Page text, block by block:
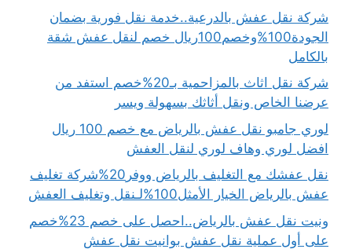
شركة نقل عفش بالدرعية..خدمة نقل فورية بضمان
الجودة100%وخصم100ريال خصم لنقل عفش شقة
بالكامل
شركة نقل اثاث بالمزاحمية بـ20%خصم استفد من
عرضنا الخاص ونقل أثاثك بسهولة ويسر
لوري جامبو نقل عفش بالرياض مع خصم 100 ريال
افضل لوري وهاف لوري لنقل العفش
نقل عفشك مع التغليف بالرياض ووفر20%شركة تغليف
عفش بالرياض الخيار الأمثل100%لـنقل وتغليف العفش
ونيت نقل عفش بالرياض..احصل على خصم 23%خصم
على أول عملية نقل عفش بوانيت نقل عفش